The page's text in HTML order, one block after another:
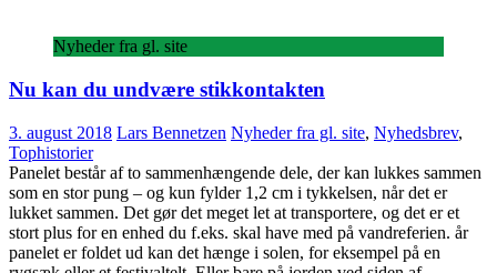
Nyheder fra gl. site
Nu kan du undvære stikkontakten
3. august 2018 Lars Bennetzen Nyheder fra gl. site, Nyhedsbrev,
Tophistorier
Panelet består af to sammenhængende dele, der kan lukkes sammen
som en stor pung – og kun fylder 1,2 cm i tykkelsen, når det er
lukket sammen. Det gør det meget let at transportere, og det er et
stort plus for en enhed du f.eks. skal have med på vandreferien. år
panelet er foldet ud kan det hænge i solen, for eksempel på en